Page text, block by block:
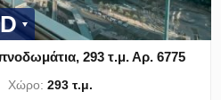
293 τ.μ. Αρ. 6775
Χώρο:293 τ.μ.